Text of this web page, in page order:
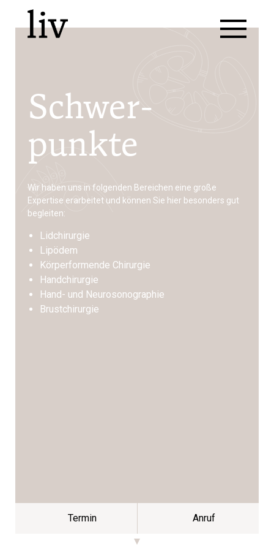
Schwer­
punkte
Wir haben uns in folgenden Bereichen eine große
Expertise erarbeitet und können Sie hier besonders gut
begleiten:
Lidchirurgie
Lipödem
Körperformende Chirurgie
Handchirurgie
Hand- und Neurosonographie
Brustchirurgie
Termin Anruf